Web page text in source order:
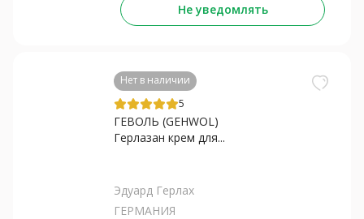
Не уведомлять
Нет в наличии
5
ГЕВОЛЬ (GEHWOL)
Герлазан крем для...
Эдуард Герлах
ГЕРМАНИЯ